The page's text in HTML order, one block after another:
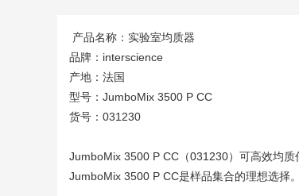
产品名称：实验室均质器
品牌：interscience
产地：法国
型号：JumboMix 3500 P CC
货号：031230
JumboMix 3500 P CC（031230）可高效均质
JumboMix 3500 P CC是样品集合的理想选择。